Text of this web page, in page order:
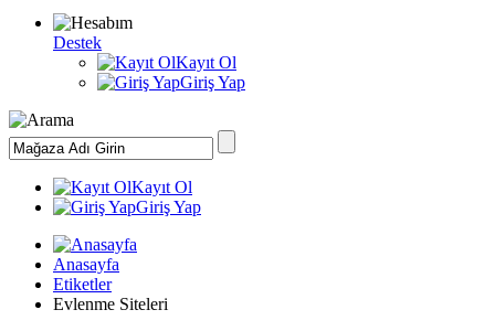
Destek
Kayıt Ol
Giriş Yap
Kayıt Ol
Giriş Yap
Anasayfa
Etiketler
Evlenme Siteleri